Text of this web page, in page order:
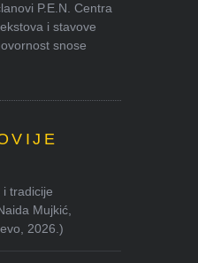
P.E.N. Centra
i stavove
snose
tradicije
Mujkić,
2026.)